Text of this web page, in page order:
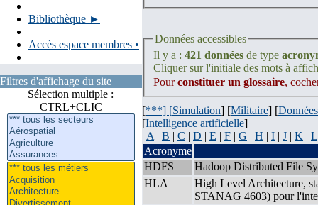
Bibliothèque ►
Accès espace membres •
Filtres d'affichage du site
Sélection multiple :
CTRL+CLIC
Données accessibles
Il y a : 421 données de type
Cliquer sur l'initiale des mots à
Pourconstituer un glossaire,
[***] [Simulation] [Militaire] [Données
[Intelligence artificielle]
| A | B | C | D | E | F | G | H | I | J | K | L
Acronyme
HDFS
Hadoop Distributed File
HLA
High Level Architecture,
STANAG 4603) pour